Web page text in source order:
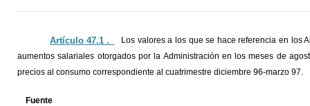
Artículo 47.1 ._
Los valores a los que se hace referencia en los
aumentos salariales otorgados por la Administración en los meses de
precios al consumo correspondiente al cuatrimestre diciembre 96-marzo 97.
Fuente